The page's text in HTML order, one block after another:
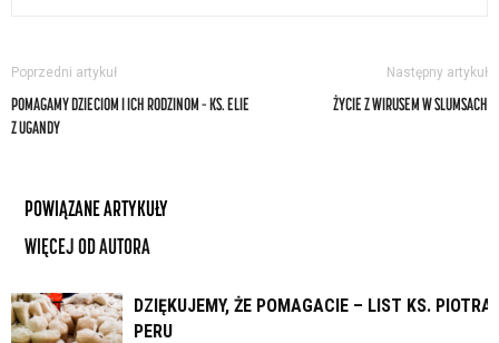
Poprzedni artykuł
POMAGAMY DZIECIOM I ICH RODZINOM – KS. ELIE
Z UGANDY
Następny artykuł
ŻYCIE Z WIRUSEM W SLUMSACH
POWIĄZANE ARTYKUŁY
WIĘCEJ OD AUTORA
DZIĘKUJEMY, ŻE POMAGACIE – LIST KS. PIOTRA
PERU